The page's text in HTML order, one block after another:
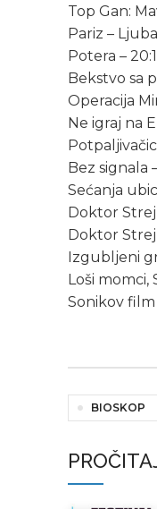
Top Gan:
Pariz –
Potera –
Bekstvo sa
Operacija
Ne igraj na
Bez signala –
Sećanja
Doktor
Doktor
Izgubljeni
Loši momci,
Sonikov film
BIOSKOP